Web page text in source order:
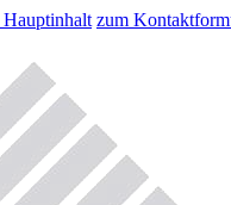
Hauptinhalt zum